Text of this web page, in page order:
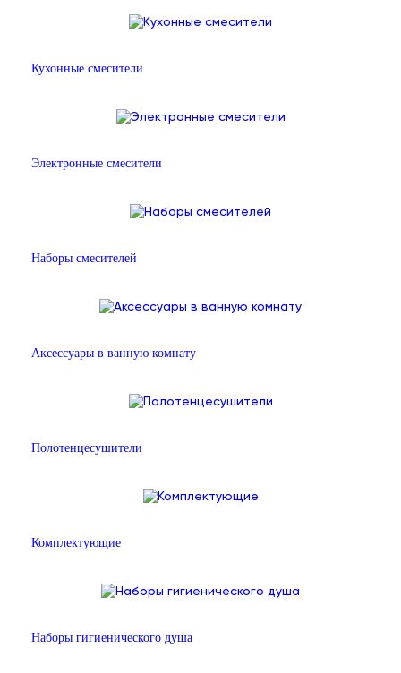
Кухонные смесители
Электронные смесители
Наборы смесителей
Аксессуары в ванную комнату
Полотенцесушители
Комплектующие
Наборы гигиенического душа